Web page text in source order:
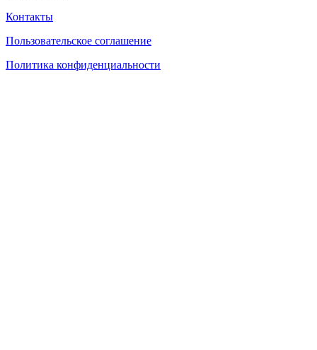
Контакты
Пользовательское соглашение
Политика конфиденциальности